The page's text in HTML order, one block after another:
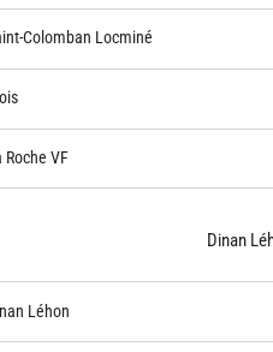
Colomban Locminé
Roche VF
Dinan
Léhon